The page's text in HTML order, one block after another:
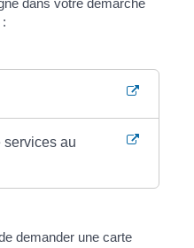
dans votre démarche
:
services au
demander une carte